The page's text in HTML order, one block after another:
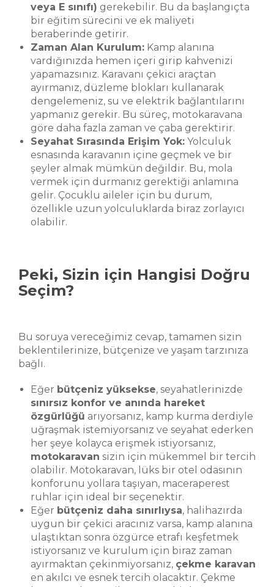
veya E sınıfı) gerekebilir. Bu da başlangıçta
bir eğitim sürecini ve ek maliyeti
beraberinde getirir.
Zaman Alan Kurulum: Kamp alanına
vardığınızda hemen içeri girip kahvenizi
yapamazsınız. Karavanı çekici araçtan
ayırmanız, düzleme blokları kullanarak
dengelemeniz, su ve elektrik bağlantılarını
yapmanız gerekir. Bu süreç, motokaravana
göre daha fazla zaman ve çaba gerektirir.
Seyahat Sırasında Erişim Yok: Yolculuk
esnasında karavanın içine geçmek ve bir
şeyler almak mümkün değildir. Bu, mola
vermek için durmanız gerektiği anlamına
gelir. Çocuklu aileler için bu durum,
özellikle uzun yolculuklarda biraz zorlayıcı
olabilir.
Peki, Sizin için Hangisi Doğru
Seçim?
Bu soruya vereceğimiz cevap, tamamen sizin
beklentilerinize, bütçenize ve yaşam tarzınıza
bağlı.
Eğer bütçeniz yüksekse, seyahatlerinizde
sınırsız konfor ve anında hareket
özgürlüğü arıyorsanız, kamp kurma derdiyle
uğraşmak istemiyorsanız ve seyahat ederken
her şeye kolayca erişmek istiyorsanız,
motokaravan sizin için mükemmel bir tercih
olabilir. Motokaravan, lüks bir otel odasının
konforunu yollara taşıyan, maceraperest
ruhlar için ideal bir seçenektir.
Eğer bütçeniz daha sınırlıysa, halihazırda
uygun bir çekici aracınız varsa, kamp alanına
ulaştıktan sonra özgürce etrafı keşfetmek
istiyorsanız ve kurulum için biraz zaman
ayırmaktan çekinmiyorsanız, çekme karavan
en akılcı ve esnek tercih olacaktır. Çekme